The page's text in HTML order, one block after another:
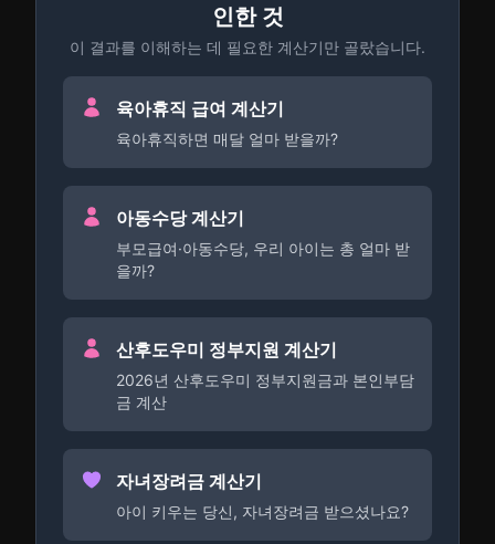
인한 것
이 결과를 이해하는 데 필요한 계산기만 골랐습니다.
육아휴직 급여 계산기
육아휴직하면 매달 얼마 받을까?
아동수당 계산기
부모급여·아동수당, 우리 아이는 총 얼마 받
을까?
산후도우미 정부지원 계산기
2026년 산후도우미 정부지원금과 본인부담
금 계산
자녀장려금 계산기
아이 키우는 당신, 자녀장려금 받으셨나요?